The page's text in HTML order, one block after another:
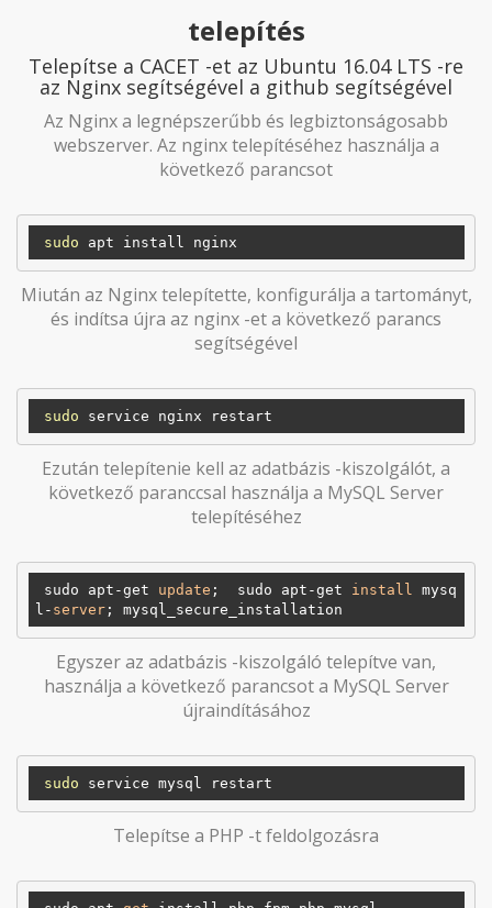
telepítés
Telepítse a CACET -et az Ubuntu 16.04 LTS -re
az Nginx segítségével a github segítségével
Az Nginx a legnépszerűbb és legbiztonságosabb
webszerver. Az nginx telepítéséhez használja a
következő parancsot
sudo
Miután az Nginx telepítette, konfigurálja a tartományt,
és indítsa újra az nginx -et a következő parancs
segítségével
sudo
Ezután telepítenie kell az adatbázis -kiszolgálót, a
következő paranccsal használja a MySQL Server
telepítéséhez
sudo apt-get update ;  sudo apt-get install
mysq
l- server
Egyszer az adatbázis -kiszolgáló telepítve van,
használja a következő parancsot a MySQL Server
újraindításához
sudo
Telepítse a PHP -t feldolgozásra